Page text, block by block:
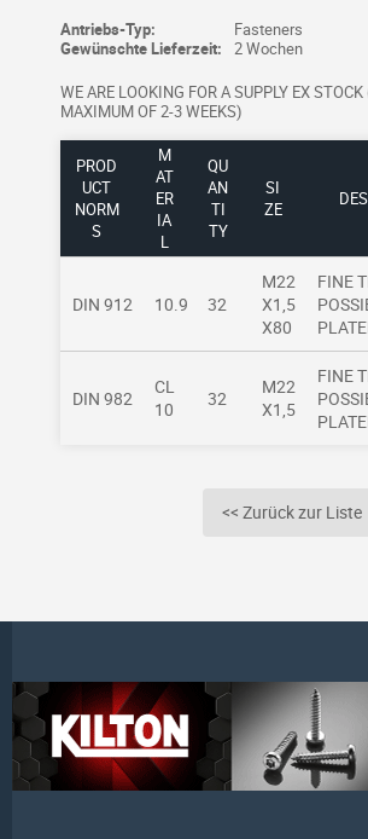
Antriebs-Typ:
Fasteners
Gewünschte Lieferzeit:
2 Wochen
WE ARE LOOKING FOR A SUPPLY EX
MAXIMUM OF 2-3 WEEKS)
PROD
UCT
NORM
S
M
AT
ER
IA
L
QU
AN
TI
TY
SI
ZE
DIN 912 10.9 32
M22
X1,5
X80
FINE
DIN 982
CL
10
32
M22
X1,5
FINE
<< Zurück zur Liste